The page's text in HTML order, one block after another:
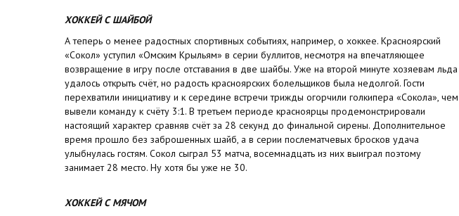
ХОККЕЙ С ШАЙБОЙ
А теперь о менее радостных спортивных событиях, например, о хоккее. Красноярский
«Сокол» уступил «Омским Крыльям» в серии буллитов, несмотря на впечатляющее
возвращение в игру после отставания в две шайбы. Уже на второй минуте хозяевам льда
удалось открыть счёт, но радость красноярских болельщиков была недолгой. Гости
перехватили инициативу и к середине встречи трижды огорчили голкипера «Сокола», чем
вывели команду к счёту 3:1. В третьем периоде красноярцы продемонстрировали
настоящий характер сравняв счёт за 28 секунд до финальной сирены. Дополнительное
время прошло без заброшенных шайб, а в серии послематчевых бросков удача
улыбнулась гостям. Сокол сыграл 53 матча, восемнадцать из них выиграл поэтому
занимает 28 место. Ну хотя бы уже не 30.
ХОККЕЙ С МЯЧОМ